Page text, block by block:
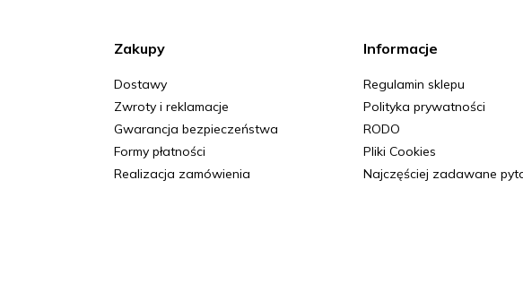
Zakupy
Dostawy
Zwroty i reklamacje
Gwarancja bezpieczeństwa
Formy płatności
Realizacja zamówienia
Informacje
Regulamin sklepu
Polityka prywatności
RODO
Pliki Cookies
Najczęściej zadawane